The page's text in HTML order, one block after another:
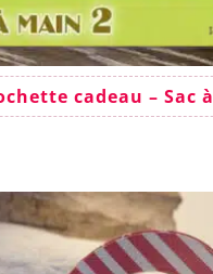
cadeau – Sac